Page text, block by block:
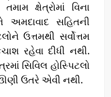
ક્ષેત્રોમાં વિના
અમદાવાદ સહિતની
ઉત્તમથી સર્વોત્તમ
રહેવા દીધી નથી.
સિવિલ હોસ્પિટલો
ઊણી ઉતરે એવી નથી.